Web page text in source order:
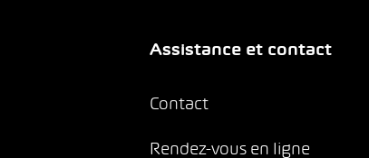
Assistance et contact
Contact
Rendez-vous en ligne